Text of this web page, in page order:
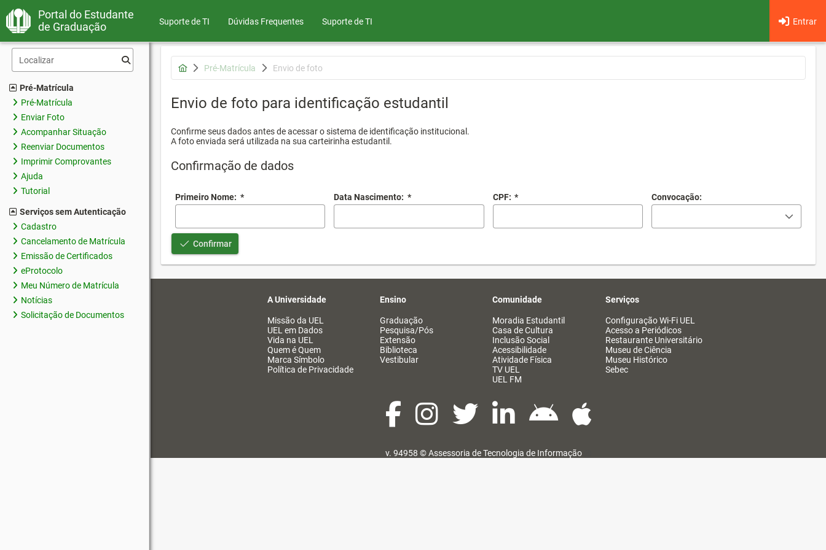
Portal do Estudante
de Graduação
Suporte de TI Dúvidas Frequentes Entrar
Suporte de TI
Pré-Matrícula
Pré-Matrícula
Enviar Foto
Acompanhar Situação
Reenviar Documentos
Imprimir Comprovantes
Ajuda
Tutorial
Serviços sem Autenticação
Cadastro
Cancelamento de Matrícula
Emissão de Certificados
eProtocolo
Meu Número de Matrícula
Notícias
Solicitação de Documentos
Pré-Matrícula Envio de foto
Envio de foto para identificação estudantil
Confirme seus dados antes de acessar o sistema de identificação institucional.
A foto enviada será utilizada na sua carteirinha estudantil.
Confirmação de dados
Primeiro Nome: * Data Nascimento: * CPF: * Convocação:
Confirmar
A Universidade
Missão da UEL
UEL em Dados
Vida na UEL
Quem é Quem
Marca Símbolo
Política de Privacidade
Ensino
Graduação
Pesquisa/Pós
Extensão
Biblioteca
Vestibular
Comunidade
Moradia Estudantil
Casa de Cultura
Inclusão Social
Acessibilidade
Atividade Física
TV UEL
UEL FM
Serviços
Configuração Wi-Fi UEL
Acesso a Periódicos
Restaurante Universitário
Museu de Ciência
Museu Histórico
Sebec
v. 94958 ©Assessoria de Tecnologia de Informação